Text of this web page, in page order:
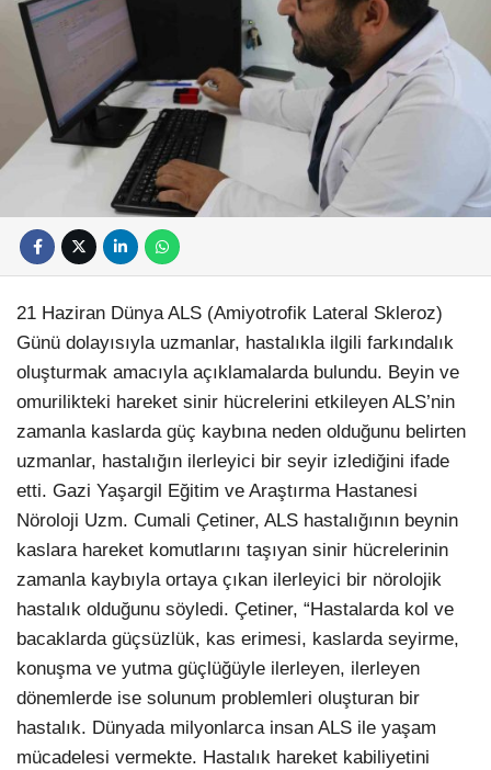
Yayınlar
Yazarlar
Yazı Düzenle
Yazı Gönder
Yazılarım
Yorumlarım
Facebook
Instagram
Youtube
RESMI İLANLAR
21 Haziran Dünya ALS (Amiyotrofik Lateral Skleroz)
Günü dolayısıyla uzmanlar, hastalıkla ilgili farkındalık
oluşturmak amacıyla açıklamalarda bulundu. Beyin ve
omurilikteki hareket sinir hücrelerini etkileyen ALS’nin
zamanla kaslarda güç kaybına neden olduğunu belirten
uzmanlar, hastalığın ilerleyici bir seyir izlediğini ifade
etti. Gazi Yaşargil Eğitim ve Araştırma Hastanesi
Nöroloji Uzm. Cumali Çetiner, ALS hastalığının beynin
kaslara hareket komutlarını taşıyan sinir hücrelerinin
zamanla kaybıyla ortaya çıkan ilerleyici bir nörolojik
hastalık olduğunu söyledi. Çetiner, “Hastalarda kol ve
bacaklarda güçsüzlük, kas erimesi, kaslarda seyirme,
konuşma ve yutma güçlüğüyle ilerleyen, ilerleyen
dönemlerde ise solunum problemleri oluşturan bir
hastalık. Dünyada milyonlarca insan ALS ile yaşam
mücadelesi vermekte. Hastalık hareket kabiliyetini